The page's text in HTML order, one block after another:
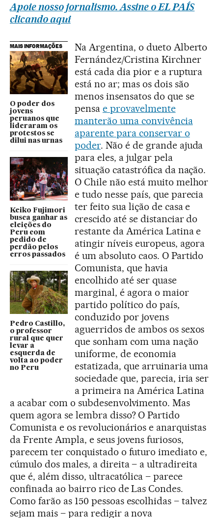
Apoie nosso jornalismo. Assine o EL PAÍS
clicando aqui
MAIS INFORMAÇÕES
O poder dos
jovens
peruanos que
lideraram os
protestos se
dilui nas urnas
Keiko Fujimori
busca ganhar as
eleições do
Peru com
pedido de
perdão pelos
erros passados
Pedro Castillo,
o professor
rural que quer
levar a
esquerda de
volta ao poder
no Peru
Na Argentina, o dueto Alberto
Fernández/Cristina Kirchner
está cada dia pior e a ruptura
está no ar; mas os dois são
menos insensatos do que se
pensa e provavelmente
manterão uma convivência
aparente para conservar o
poder. Não é de grande ajuda
para eles, a julgar pela
situação catastrófica da nação.
O Chile não está muito melhor
e tudo nesse país, que parecia
ter feito sua lição de casa e
crescido até se distanciar do
restante da América Latina e
atingir níveis europeus, agora
é um absoluto caos. O Partido
Comunista, que havia
encolhido até ser quase
marginal, é agora o maior
partido político do país,
conduzido por jovens
aguerridos de ambos os sexos
que sonham com uma nação
uniforme, de economia
estatizada, que arruinaria uma
sociedade que, parecia, iria ser
a primeira na América Latina
a acabar com o subdesenvolvimento. Mas
quem agora se lembra disso? O Partido
Comunista e os revolucionários e anarquistas
da Frente Ampla, e seus jovens furiosos,
parecem ter conquistado o futuro imediato e,
cúmulo dos males, a direita – a ultradireita
que é, além disso, ultracatólica – parece
confinada ao bairro rico de Las Condes.
Como farão as 150 pessoas escolhidas – talvez
sejam mais – para redigir a nova